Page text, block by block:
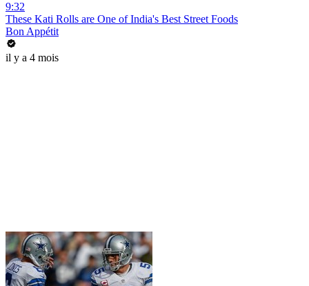
9:32
These Kati Rolls are One of India's Best Street Foods
Bon Appétit
il y a 4 mois